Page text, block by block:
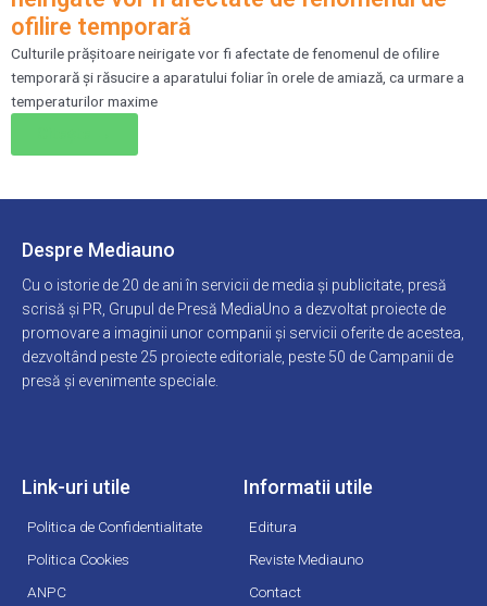
ofilire temporară
Culturile prăşitoare neirigate vor fi afectate de fenomenul de ofilire
temporară şi răsucire a aparatului foliar în orele de amiază, ca urmare a
temperaturilor maxime
Despre Mediauno
Cu o istorie de 20 de ani în servicii de media și publicitate, presă
scrisă și PR, Grupul de Presă MediaUno a dezvoltat proiecte de
promovare a imaginii unor companii și servicii oferite de acestea,
dezvoltând peste 25 proiecte editoriale, peste 50 de Campanii de
presă și evenimente speciale.
Link-uri utile
Politica de Confidentialitate
Politica Cookies
ANPC
Informatii utile
Editura
Reviste Mediauno
Contact